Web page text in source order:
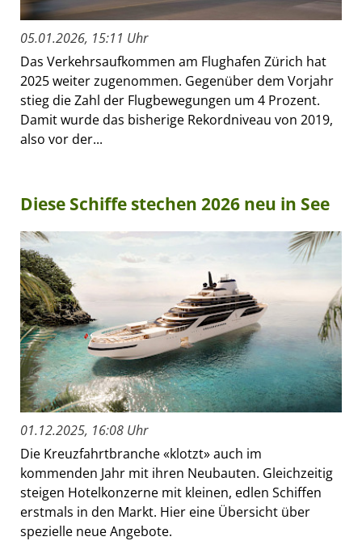
05.01.2026, 15:11 Uhr
Das Verkehrsaufkommen am Flughafen Zürich hat
2025 weiter zugenommen. Gegenüber dem Vorjahr
stieg die Zahl der Flugbewegungen um 4 Prozent.
Damit wurde das bisherige Rekordniveau von 2019,
also vor der...
Diese Schiffe stechen 2026 neu in See
01.12.2025, 16:08 Uhr
Die Kreuzfahrtbranche «klotzt» auch im
kommenden Jahr mit ihren Neubauten. Gleichzeitig
steigen Hotelkonzerne mit kleinen, edlen Schiffen
erstmals in den Markt. Hier eine Übersicht über
spezielle neue Angebote.